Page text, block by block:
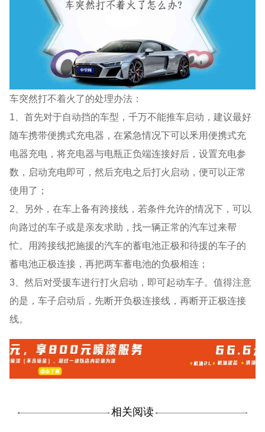
车突然打不着火了的处理办法：
1、首先对于自动挡的车型，千万不能推车启动，建议最好
随车携带便携式充电器，在紧急情况下可以釆用便携式充
电器充电，将充电器与电瓶正负端连接好后，设置充电参
数，启动充电即可，然后充电之后打火启动，便可以正常
使用了；
2、另外，在车上备有跨接线，若条件允许的情况下，可以
向路过的车子或是亲友求助，找一辆正常的汽车过来帮
忙。用跨接线把施援的汽车的蓄电池正极和待援的车子的
蓄电池正极连接，再把两车蓄电池的负极相连；
3、然后对受援车进行打火启动，即可起动车子。值得注意
的是，车子启动后，先断开负极连接线，再断开正极连接
线。
相关阅读